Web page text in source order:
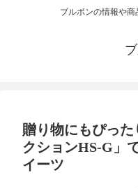
ブルボンの情報や商
贈り物にもぴっ
クションHS-G」
イーツ